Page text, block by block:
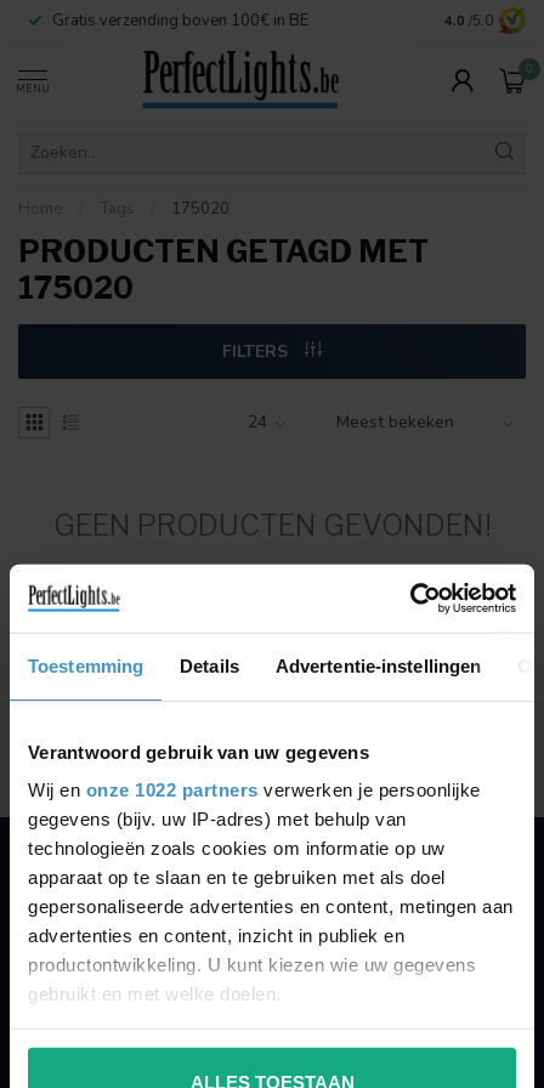
Toestemming Details Advertentie-instellingen
Verantwoord gebruik van uw gegevens
Wij en onze 1022 partners verwerken je persoonlijke
gegevens (bijv. uw IP-adres) met behulp van
technologieën zoals cookies om informatie op uw
apparaat op te slaan en te gebruiken met als doel
gepersonaliseerde advertenties en content, metingen aan
advertenties en content, inzicht in publiek en
productontwikkeling. U kunt kiezen wie uw gegevens
gebruikt en met welke doelen.
Als u het toestaat, willen we ook graag:
ALLES TOESTAAN
Gratis verzending boven 100€ in BE Veilige
4.0 /5.0
MENU
0
Home Tags 175020
PRODUCTEN GETAGD MET
175020
FILTERS
GEEN PRODUCTEN GEVONDEN!
Toon1-0van 0
PERFECTLIGHTS
Gegevens:
Kruisbeeldsraat 72
9220 Hamme